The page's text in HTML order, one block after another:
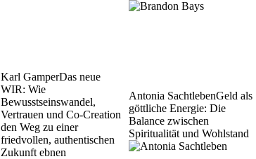
Karl GamperDas neue
WIR: Wie
Bewusstseinswandel,
Vertrauen und Co-Creation
den Weg zu einer
friedvollen, authentischen
Zukunft ebnen
Antonia SachtlebenGeld als
göttliche Energie: Die
Balance zwischen
Spiritualität und Wohlstand